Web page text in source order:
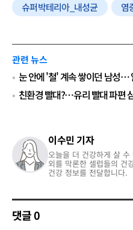
슈퍼박테리아_내성균
염
관련 뉴스
눈 안에 '철' 계속 쌓이던 남성…
친환경 빨대?…유리 빨대 파편
이수민 기자
오늘을 더 건강하게 살
외를 막론한 셀럽들의 건
건강 정보를 전달합니다.
댓글0